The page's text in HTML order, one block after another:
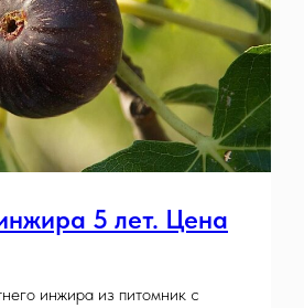
5 лет. Цена
инжира из питомник с